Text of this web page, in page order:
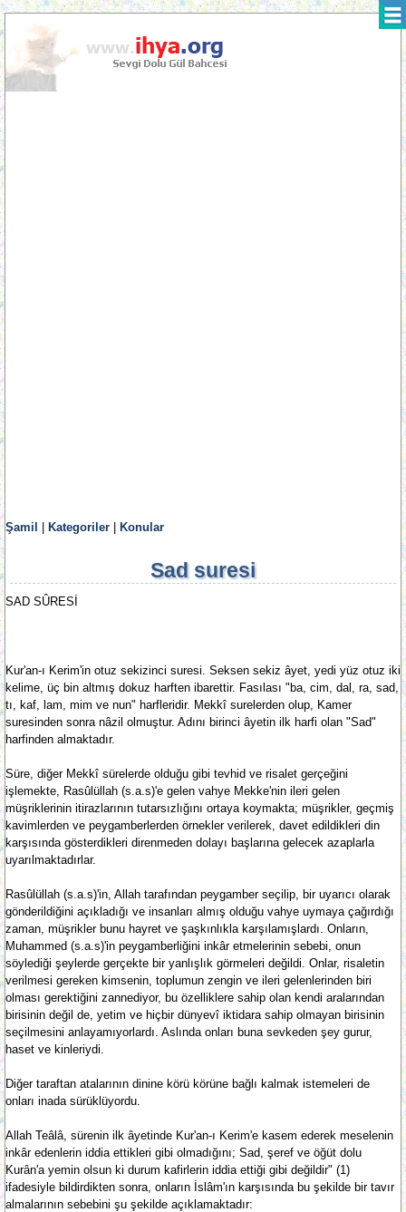
Şamil Kategoriler Konular
Sad suresi
SAD SÛRESİ
Kur'an-ı Kerim'in otuz sekizinci suresi. Seksen sekiz âyet, yedi yüz otuz iki
kelime, üç bin altmış dokuz harften ibarettir. Fasılası "ba, cim, dal, ra, sad,
tı, kaf, lam, mim ve nun" harfleridir. Mekkî surelerden olup, Kamer
suresinden sonra nâzil olmuştur. Adını birinci âyetin ilk harfi olan "Sad"
harfinden almaktadır.
Süre, diğer Mekkî sürelerde olduğu gibi tevhid ve risalet gerçeğini
işlemekte, Rasûlüllah (s.a.s)'e gelen vahye Mekke'nin ileri gelen
müşriklerinin itirazlarının tutarsızlığını ortaya koymakta; müşrikler, geçmiş
kavimlerden ve peygamberlerden örnekler verilerek, davet edildikleri din
karşısında gösterdikleri direnmeden dolayı başlarına gelecek azaplarla
uyarılmaktadırlar.
Rasûlüllah (s.a.s)'in, Allah tarafından peygamber seçilip, bir uyarıcı olarak
gönderildiğini açıkladığı ve insanları almış olduğu vahye uymaya çağırdığı
zaman, müşrikler bunu hayret ve şaşkınlıkla karşılamışlardı. Onların,
Muhammed (s.a.s)'in peygamberliğini inkâr etmelerinin sebebi, onun
söylediği şeylerde gerçekte bir yanlışlık görmeleri değildi. Onlar, risaletin
verilmesi gereken kimsenin, toplumun zengin ve ileri gelenlerinden biri
olması gerektiğini zannediyor, bu özelliklere sahip olan kendi aralarından
birisinin değil de, yetim ve hiçbir dünyevî iktidara sahip olmayan birisinin
seçilmesini anlayamıyorlardı. Aslında onları buna sevkeden şey gurur,
haset ve kinleriydi.
Diğer taraftan atalarının dinine körü körüne bağlı kalmak istemeleri de
onları inada sürüklüyordu.
Allah Teâlâ, sürenin ilk âyetinde Kur'an-ı Kerim'e kasem ederek meselenin
inkâr edenlerin iddia ettikleri gibi olmadığını; Sad, şeref ve öğüt dolu
Kurân'a yemin olsun ki durum kafirlerin iddia ettiği gibi değildir" (1)
ifadesiyle bildirdikten sonra, onların İslâm'ın karşısında bu şekilde bir tavır
almalarının sebebini şu şekilde açıklamaktadır: